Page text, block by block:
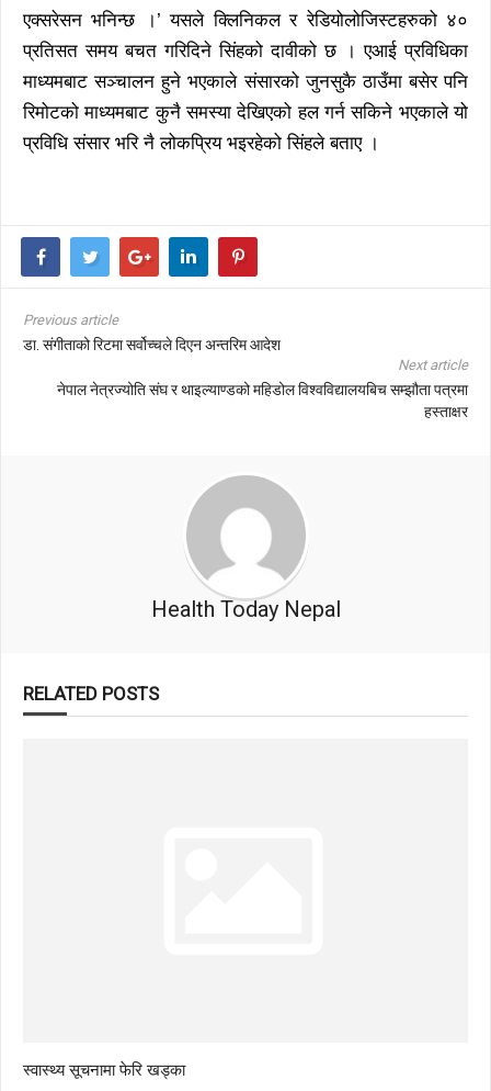
एक्सरेसन भनिन्छ ।’ यसले क्लिनिकल र रेडियोलोजिस्टहरुको ४०
प्रतिसत समय बचत गरिदिने सिंहको दावीको छ । एआई प्रविधिका
माध्यमबाट सञ्चालन हुने भएकाले संसारको जुनसुकै ठाउँमा बसेर पनि
रिमोटको माध्यमबाट कुनै समस्या देखिएको हल गर्न सकिने भएकाले यो
प्रविधि संसार भरि नै लोकप्रिय भइरहेको सिंहले बताए ।
Previous article
डा. संगीताको रिटमा सर्वोच्चले दिएन अन्तरिम आदेश
Next article
नेपाल नेत्रज्योति संघ र थाइल्याण्डको महिडोल विश्वविद्यालयबिच सम्झौता पत्रमा
हस्ताक्षर
Health Today Nepal
RELATED POSTS
स्वास्थ्य सूचनामा फेरि खड्का